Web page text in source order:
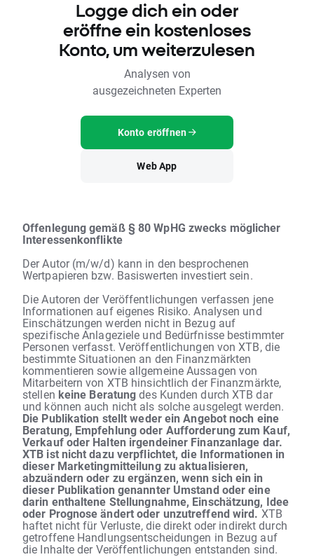
Logge dich ein oder
eröffne ein kostenloses
Konto, um weiterzulesen
Analysen von
ausgezeichneten Experten
Konto eröffnen
Web App
Offenlegung gemäß § 80 WpHG zwecks möglicher
Interessenkonflikte
Der Autor (m/w/d) kann in den besprochenen
Wertpapieren bzw. Basiswerten investiert sein.
Die Autoren der Veröffentlichungen verfassen jene
Informationen auf eigenes Risiko. Analysen und
Einschätzungen werden nicht in Bezug auf
spezifische Anlageziele und Bedürfnisse bestimmter
Personen verfasst. Veröffentlichungen von XTB, die
bestimmte Situationen an den Finanzmärkten
kommentieren sowie allgemeine Aussagen von
Mitarbeitern von XTB hinsichtlich der Finanzmärkte,
stellen keine Beratungdes Kunden durch XTB dar
und können auch nicht als solche ausgelegt werden.
Die Publikation stellt weder ein Angebot noch eine
Beratung, Empfehlung oder Aufforderung zum Kauf,
Verkauf oder Halten irgendeiner Finanzanlage dar.
XTB ist nicht dazu verpflichtet, die Informationen in
dieser Marketingmitteilung zu aktualisieren,
abzuändern oder zu ergänzen, wenn sich ein in
dieser Publikation genannter Umstand oder eine
darin enthaltene Stellungnahme, Einschätzung, Idee
oder Prognose ändert oder unzutreffend wird. XTB
haftet nicht für Verluste, die direkt oder indirekt durch
getroffene Handlungsentscheidungen in Bezug auf
die Inhalte der Veröffentlichungen entstanden sind.